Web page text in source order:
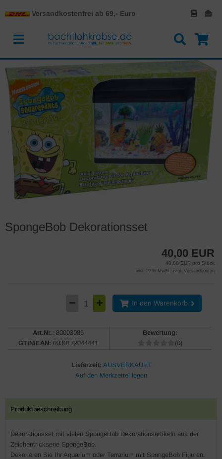
Versandkostenfrei ab 69,- Euro
SpongeBob Dekorationsset
40,00 EUR
40,00 EUR pro Stück
inkl. 19 % MwSt. zzgl. Versandkosten
In den Warenkorb
Art.Nr.: 80003086
GTIN/EAN: 0030172044441
Bewertung:
(0)
Lieferzeit: AUSVERKAUFT
Produktbeschreibung
Dekorationsset mit vielen SpongeBob Dekorationsartikeln aus der
Zeichentrickserie SpongeBob.
Dekorieren Sie Ihr Aquarium oder Terrarium mit SpongeBob Figuren.